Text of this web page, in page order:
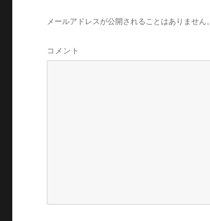
メールアドレスが公開されることはありません。
コメント